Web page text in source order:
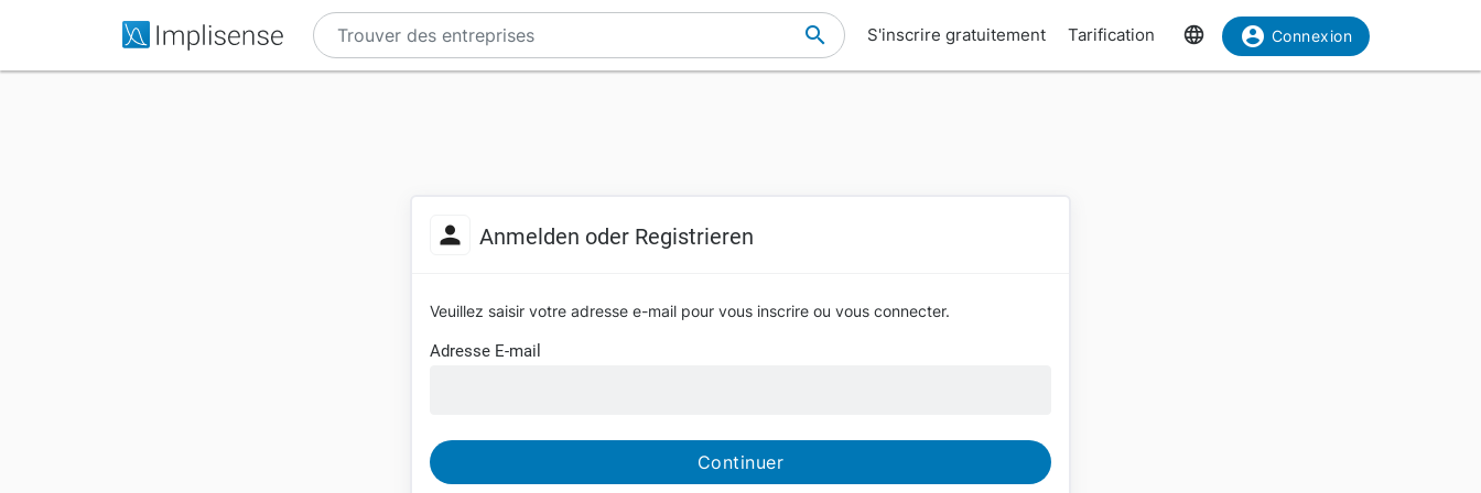
S'inscrire gratuitement Tarification Connexion
Anmelden oder Registrieren
Veuillez saisir votre adresse e-mail pour vous inscrire ou vous connecter.
Adresse E-mail
Continuer